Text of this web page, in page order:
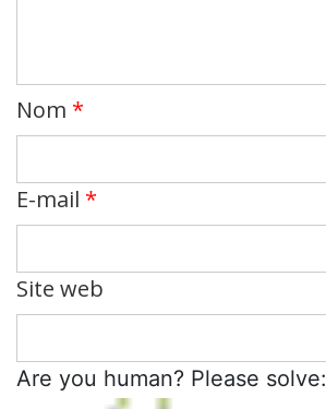
Nom *
E-mail *
Site web
Are you human? Please solve: